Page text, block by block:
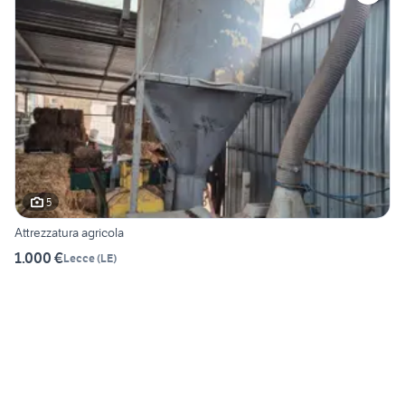
5
Attrezzatura agricola
1.000 €Lecce(LE)